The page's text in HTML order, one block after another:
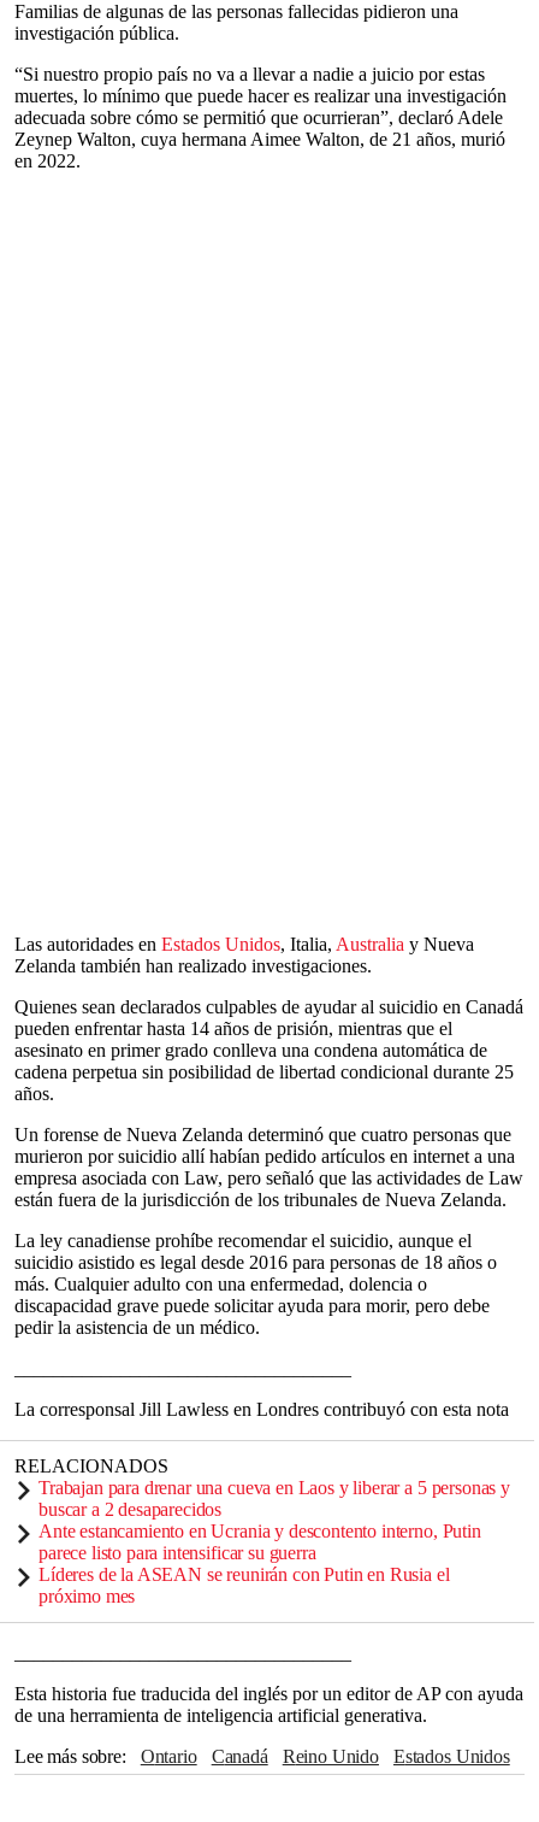
Familias de algunas de las personas fallecidas pidieron una
investigación pública.
“Si nuestro propio país no va a llevar a nadie a juicio por estas
muertes, lo mínimo que puede hacer es realizar una investigación
adecuada sobre cómo se permitió que ocurrieran”, declaró Adele
Zeynep Walton, cuya hermana Aimee Walton, de 21 años, murió
en 2022.
Las autoridades en Estados Unidos, Italia, Australia y Nueva
Zelanda también han realizado investigaciones.
Quienes sean declarados culpables de ayudar al suicidio en Canadá
pueden enfrentar hasta 14 años de prisión, mientras que el
asesinato en primer grado conlleva una condena automática de
cadena perpetua sin posibilidad de libertad condicional durante 25
años.
Un forense de Nueva Zelanda determinó que cuatro personas que
murieron por suicidio allí habían pedido artículos en internet a una
empresa asociada con Law, pero señaló que las actividades de Law
están fuera de la jurisdicción de los tribunales de Nueva Zelanda.
La ley canadiense prohíbe recomendar el suicidio, aunque el
suicidio asistido es legal desde 2016 para personas de 18 años o
más. Cualquier adulto con una enfermedad, dolencia o
discapacidad grave puede solicitar ayuda para morir, pero debe
pedir la asistencia de un médico.
La corresponsal Jill Lawless en Londres contribuyó con esta nota
RELACIONADOS
Trabajan para drenar una cueva en Laos y liberar a 5 personas y
buscar a 2 desaparecidos
Ante estancamiento en Ucrania y descontento interno, Putin
parece listo para intensificar su guerra
Líderes de la ASEAN se reunirán con Putin en Rusia el
próximo mes
Esta historia fue traducida del inglés por un editor de AP con ayuda
de una herramienta de inteligencia artificial generativa.
Lee más sobre
Ontario Canadá Reino Unido
Estados Unidos